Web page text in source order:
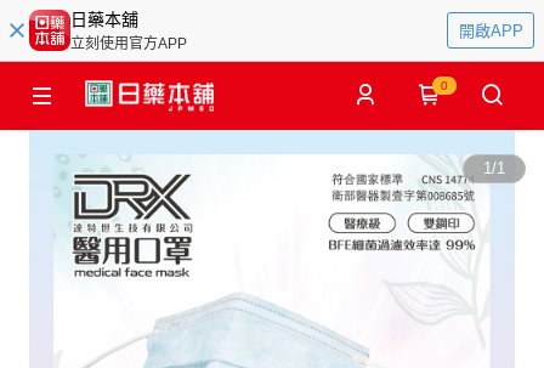
日藥本舖
立刻使用官方APP
開啟APP
0
1/1